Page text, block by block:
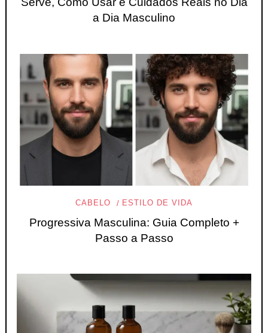
a Dia Masculino
CABELO ESTILO DE VIDA
Progressiva Masculina: Guia Completo +
Passo a Passo